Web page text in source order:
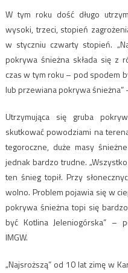
W tym roku dość długo
wysoki, trzeci, stopień
w styczniu czwarty stopień.
pokrywa śnieżna składa się z
czas w tym roku – pod spodem
lub przewiana pokrywa śnieżna”
Utrzymująca się gruba
skutkować powodziami na
tegoroczne, duże masy
jednak bardzo trudne.
ten śnieg topił. Przy
wolno. Problem pojawia się w
pokrywa śnieżna topi się
być Kotlina Jeleniogórska” –
IMGW.
„Najsroższą” od 10 lat zimę w